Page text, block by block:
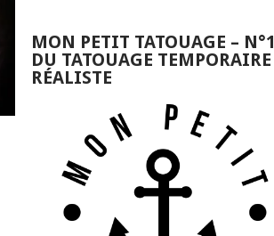
MON PETIT TATOUAGE – N°1
DU TATOUAGE TEMPORAIRE
RÉALISTE